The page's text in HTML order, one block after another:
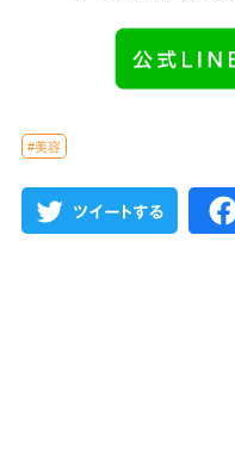
#美容